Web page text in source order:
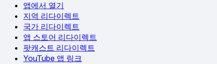
앱에서 열기
지역 리다이렉트
국가 리다이렉트
앱 스토어 리다이렉트
팟캐스트 리다이렉트
YouTube 앱 링크